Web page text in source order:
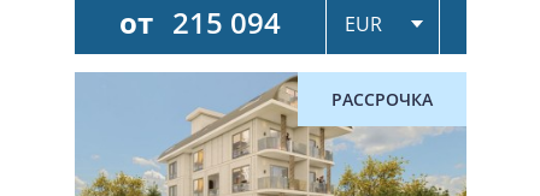
от 215 094
РАССРОЧКА